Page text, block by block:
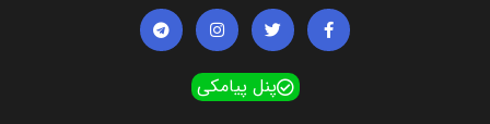
F
a
c
T
w
i
t
e
I
n
s
a
g
T
e
l
پنل پیامکی